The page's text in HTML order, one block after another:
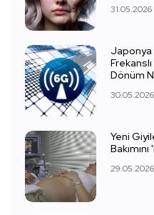
31.05.2026
Japonya
Dönüm
30.05.2026
Yeni
29.05.2026